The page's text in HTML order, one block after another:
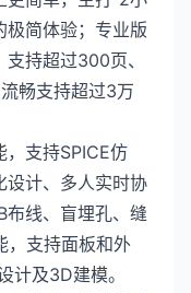
极简体验；专业版
持超过300页、
畅支持超过3万
支持SPICE仿
设计、多人实时协
布线、盲埋孔、缝
，支持面板和外
计及3D建模。